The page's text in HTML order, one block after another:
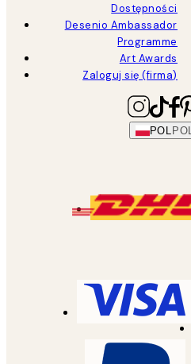
Dostępności
Desenio Ambassador
Programme
Art Awards
Zaloguj się (firma)
POL